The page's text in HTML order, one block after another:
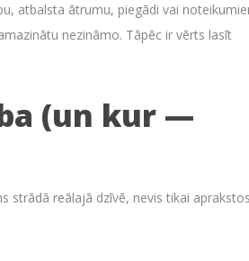
atbalsta ātrumu, piegādi vai
nezināmo. Tāpēc ir vērts lasīt
(un kur —
strādā reālajā dzīvē, nevis tikai